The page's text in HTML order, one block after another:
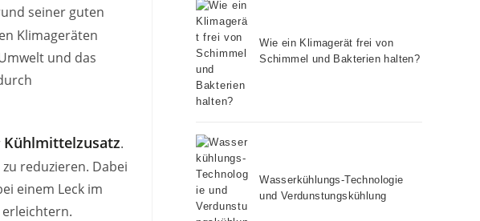
seiner guten
Klimageräten
und das
Kühlmittelzusatz.
reduzieren. Dabei
einem Leck im
Wie ein Klimagerät frei von
Schimmel und Bakterien halten?
Wasserkühlungs-Technologie
und Verdunstungskühlung